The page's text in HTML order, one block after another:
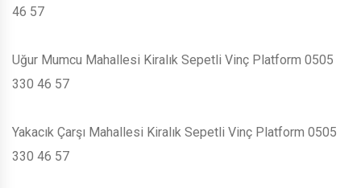
46 57
Uğur Mumcu Mahallesi Kiralık Sepetli Vinç Platform 0505
330 46 57
Yakacık Çarşı Mahallesi Kiralık Sepetli Vinç Platform 0505
330 46 57